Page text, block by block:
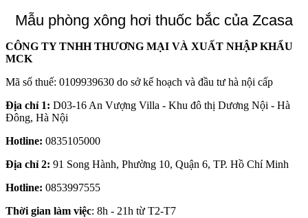
Mẫu phòng xông hơi thuốc bắc của Zcasa
CÔNG TY TNHH THƯƠNG MẠI VÀ XUẤT NHẬP KHẨU
MCK
Mã số thuế: 0109939630 do sở kế hoạch và đầu tư hà nội cấp
Địa chỉ 1: D03-16 An Vượng Villa - Khu đô thị Dương Nội - Hà
Đông, Hà Nội
Hotline: 0835105000
Địa chỉ 2: 91 Song Hành, Phường 10, Quận 6, TP. Hồ Chí Minh
Hotline: 0853997555
Thời gian làm việc: 8h - 21h từ T2-T7